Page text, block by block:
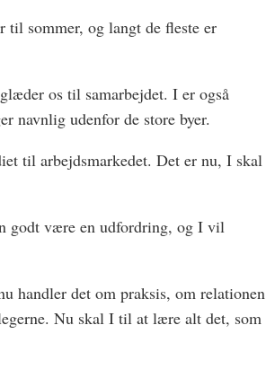
sommer, og langt de fleste er
os til samarbejdet. I er også
navnlig udenfor de store byer.
til arbejdsmarkedet. Det er nu, I skal
godt være en udfordring, og I vil
handler det om praksis, om relationen
Nu skal I til at lære alt det, som